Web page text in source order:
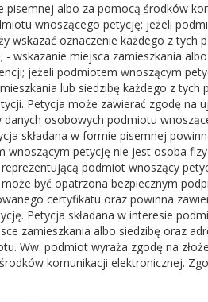
pisemnej albo za pomocą środków
wnoszącego petycję; jeżeli
wskazać oznaczenie każdego z tych
wskazanie miejsca zamieszkania
jeżeli podmiotem wnoszącym
lub siedzibę każdego z
Petycja może zawierać zgodę na
danych osobowych podmiotu
składana w formie pisemnej
wnoszącym petycję nie jest osoba
podmiot wnoszący
być opatrzona bezpiecznym
certyfikatu oraz powinna
Petycja składana w interesie
zamieszkania albo siedzibę oraz
Ww. podmiot wyraża zgodę na
komunikacji elektronicznej.